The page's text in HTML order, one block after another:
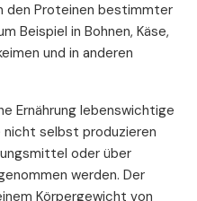
den Proteinen bestimmter
Beispiel in Bohnen, Käse,
und in anderen
Ernährung lebenswichtige
nicht selbst produzieren
oder über
werden. Der
Körpergewicht von